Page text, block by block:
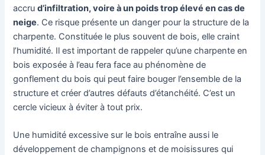
accrud’infiltration, voire à un poids trop élevé en cas de
neige. Ce risque présente un danger pour la structure de la
charpente. Constituée le plus souvent de bois, elle craint
l’humidité. Il est important de rappeler qu’une charpente en
bois exposée à l’eau fera face au phénomène de
gonflement du bois qui peut faire bouger l’ensemble de la
structure et créer d’autres défauts d’étanchéité. C’est un
cercle vicieux à éviter à tout prix.
Une humidité excessive sur le bois entraîne aussi le
développement de champignons et de moisissures qui